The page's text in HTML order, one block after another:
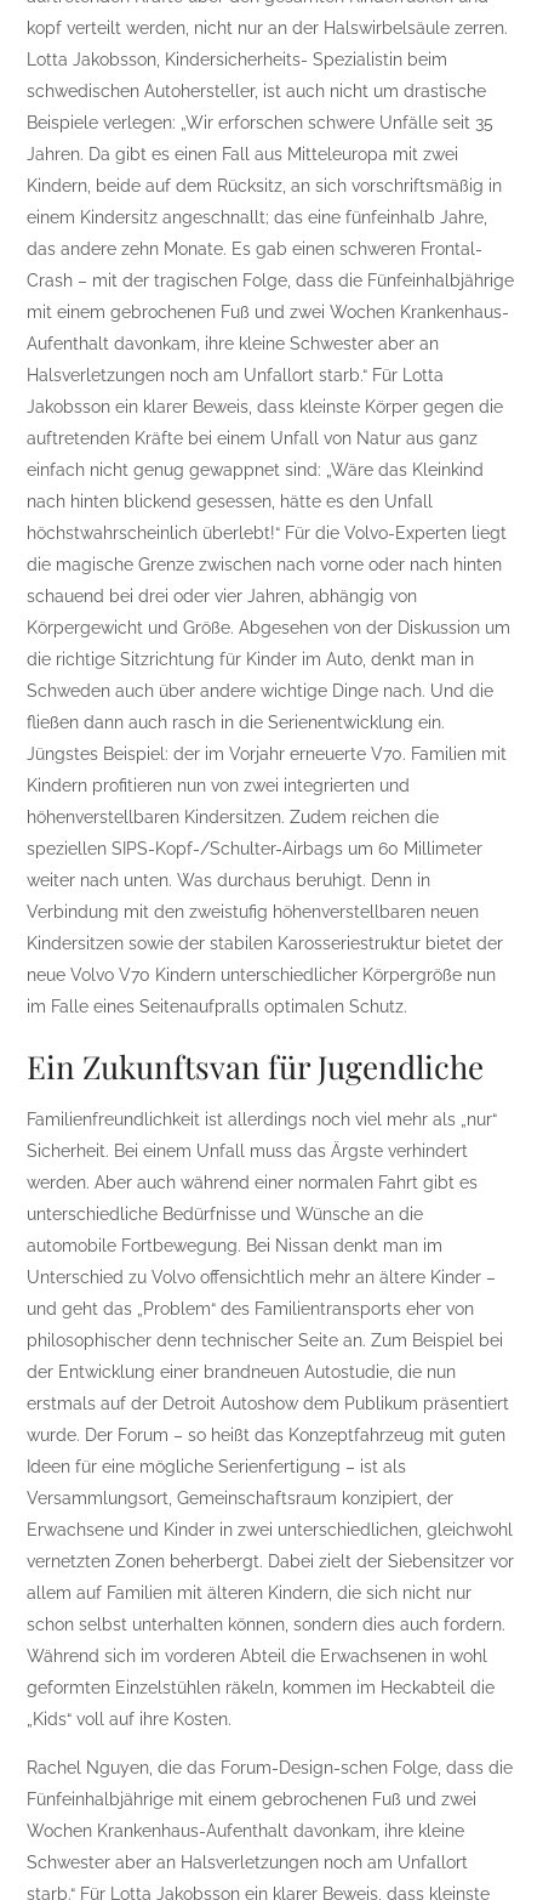
kopf verteilt werden, nicht nur an der Halswirbelsäule zerren.
Lotta Jakobsson, Kindersicherheits- Spezialistin beim
schwedischen Autohersteller, ist auch nicht um drastische
Beispiele verlegen: „Wir erforschen schwere Unfälle seit 35
Jahren. Da gibt es einen Fall aus Mitteleuropa mit zwei
Kindern, beide auf dem Rücksitz, an sich vorschriftsmäßig in
einem Kindersitz angeschnallt; das eine fünfeinhalb Jahre,
das andere zehn Monate. Es gab einen schweren Frontal-
Crash – mit der tragischen Folge, dass die Fünfeinhalbjährige
mit einem gebrochenen Fuß und zwei Wochen Krankenhaus-
Aufenthalt davonkam, ihre kleine Schwester aber an
Halsverletzungen noch am Unfallort starb.“ Für Lotta
Jakobsson ein klarer Beweis, dass kleinste Körper gegen die
auftretenden Kräfte bei einem Unfall von Natur aus ganz
einfach nicht genug gewappnet sind: „Wäre das Kleinkind
nach hinten blickend gesessen, hätte es den Unfall
höchstwahrscheinlich überlebt!“ Für die Volvo-Experten liegt
die magische Grenze zwischen nach vorne oder nach hinten
schauend bei drei oder vier Jahren, abhängig von
Körpergewicht und Größe. Abgesehen von der Diskussion um
die richtige Sitzrichtung für Kinder im Auto, denkt man in
Schweden auch über andere wichtige Dinge nach. Und die
fließen dann auch rasch in die Serienentwicklung ein.
Jüngstes Beispiel: der im Vorjahr erneuerte V70. Familien mit
Kindern profitieren nun von zwei integrierten und
höhenverstellbaren Kindersitzen. Zudem reichen die
speziellen SIPS-Kopf-/Schulter-Airbags um 60 Millimeter
weiter nach unten. Was durchaus beruhigt. Denn in
Verbindung mit den zweistufig höhenverstellbaren neuen
Kindersitzen sowie der stabilen Karosseriestruktur bietet der
neue Volvo V70 Kindern unterschiedlicher Körpergröße nun
im Falle eines Seitenaufpralls optimalen Schutz.
Ein Zukunftsvan für Jugendliche
Familienfreundlichkeit ist allerdings noch viel mehr als „nur“
Sicherheit. Bei einem Unfall muss das Ärgste verhindert
werden. Aber auch während einer normalen Fahrt gibt es
unterschiedliche Bedürfnisse und Wünsche an die
automobile Fortbewegung. Bei Nissan denkt man im
Unterschied zu Volvo offensichtlich mehr an ältere Kinder –
und geht das „Problem“ des Familientransports eher von
philosophischer denn technischer Seite an. Zum Beispiel bei
der Entwicklung einer brandneuen Autostudie, die nun
erstmals auf der Detroit Autoshow dem Publikum präsentiert
wurde. Der Forum – so heißt das Konzeptfahrzeug mit guten
Ideen für eine mögliche Serienfertigung – ist als
Versammlungsort, Gemeinschaftsraum konzipiert, der
Erwachsene und Kinder in zwei unterschiedlichen, gleichwohl
vernetzten Zonen beherbergt. Dabei zielt der Siebensitzer vor
allem auf Familien mit älteren Kindern, die sich nicht nur
schon selbst unterhalten können, sondern dies auch fordern.
Während sich im vorderen Abteil die Erwachsenen in wohl
geformten Einzelstühlen räkeln, kommen im Heckabteil die
„Kids“ voll auf ihre Kosten.
Rachel Nguyen, die das Forum-Design-schen Folge, dass die
Fünfeinhalbjährige mit einem gebrochenen Fuß und zwei
Wochen Krankenhaus-Aufenthalt davonkam, ihre kleine
Schwester aber an Halsverletzungen noch am Unfallort
starb.“ Für Lotta Jakobsson ein klarer Beweis, dass kleinste